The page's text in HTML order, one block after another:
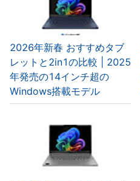
2026年新春 おすすめタブ
レットと2in1の比較 | 2025
年発売の14インチ超の
Windows搭載モデル